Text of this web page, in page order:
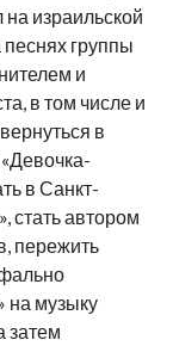
на израильской
группы
и
в том числе и
в
в Санкт-
стать автором
пережить
на музыку
затем